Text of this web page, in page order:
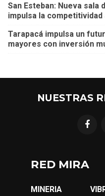
San Esteban: Nueva
impulsa la
Tarapacá impulsa un
mayores con inversión
NUESTRAS
RED MIRA
MINERIA